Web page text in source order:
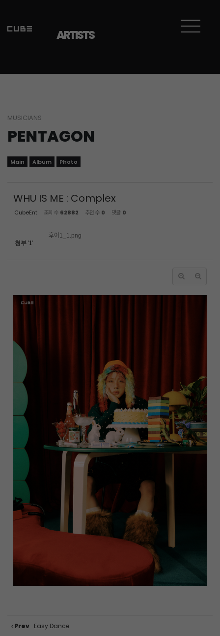
ARTISTS
MUSICIANS
PENTAGON
Main Album Photo
WHU IS ME : Complex
CubeEnt 조회 수 62882 추천 수 0 댓글 0
첨부 '1'
후이1_1.png
Prev Easy Dance